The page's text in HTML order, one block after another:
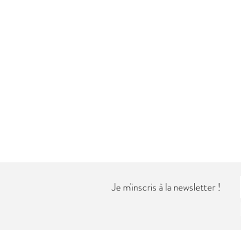
Je m'inscris à la newsletter !